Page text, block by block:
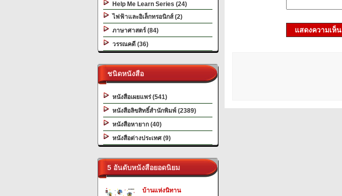
Help Me Learn Series (24)
ไฟฟ้าและอิเล็กทรอนิกส์ (2)
ภาษาศาสตร์ (84)
วรรณคดี (36)
ชนิดหนังสือ
หนังสือเผยแพร่ (541)
หนังสือลิขสิทธิ์สำนักพิมพ์ (2389)
หนังสือหายาก (40)
หนังสือต่างประเทศ (9)
5 อันดับหนังสือยอดนิยม
บ้านแห่งนิทาน
แสดงความเห็น